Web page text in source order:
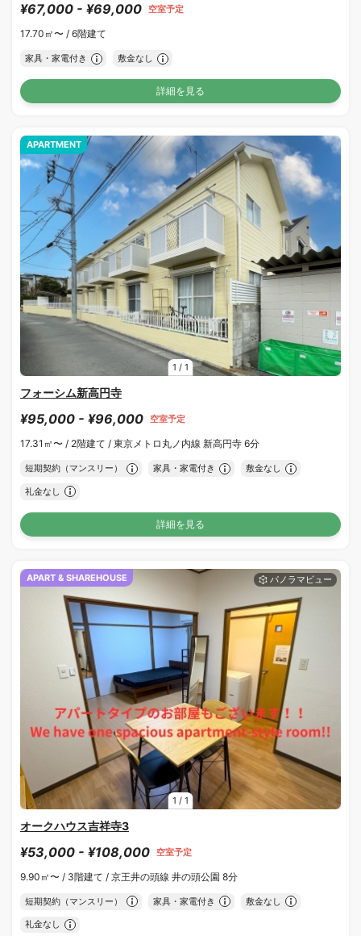
¥67,000 - ¥69,000 空室予定
17.70㎡〜 / 6階建て
家具・家電付き 敷金なし
詳細を見る
1 / 1
APARTMENT
フォーシム新高円寺
¥95,000 - ¥96,000 空室予定
17.31㎡〜 / 2階建て / 東京メトロ丸ノ内線 新高円寺 6分
短期契約（マンスリー） 家具・家電付き 敷金なし
礼金なし
詳細を見る
1 / 1
APART & SHAREHOUSE
オークハウス吉祥寺3
¥53,000 - ¥108,000 空室予定
9.90㎡〜 / 3階建て / 京王井の頭線 井の頭公園 8分
短期契約（マンスリー） 家具・家電付き 敷金なし
礼金なし